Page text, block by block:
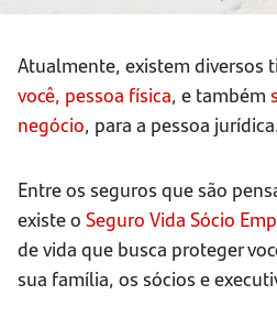
Atualmente, existem diversos
você, pessoa física, e também
negócio, para a pessoa
Entre os seguros que são
existe o Seguro Vida Sócio
de vida que busca proteger
sua família, os sócios e